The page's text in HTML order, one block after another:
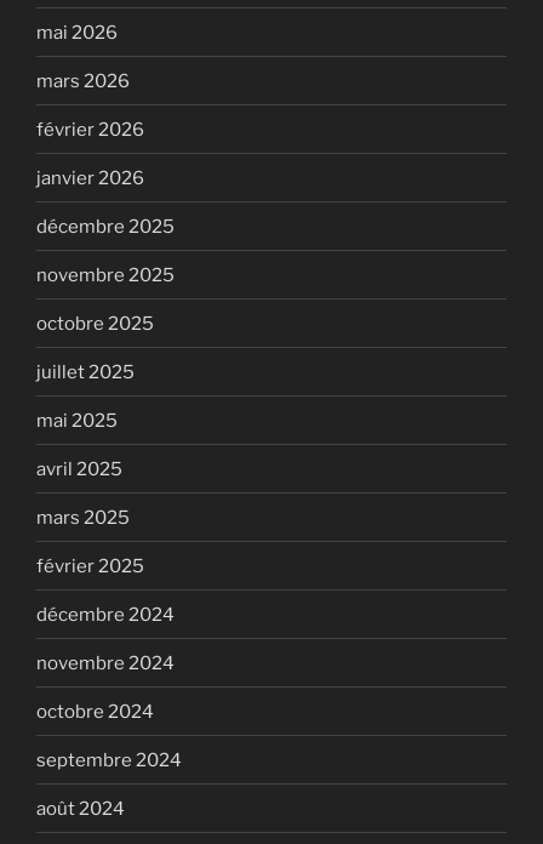
mai 2026
mars 2026
février 2026
janvier 2026
décembre 2025
novembre 2025
octobre 2025
juillet 2025
mai 2025
avril 2025
mars 2025
février 2025
décembre 2024
novembre 2024
octobre 2024
septembre 2024
août 2024